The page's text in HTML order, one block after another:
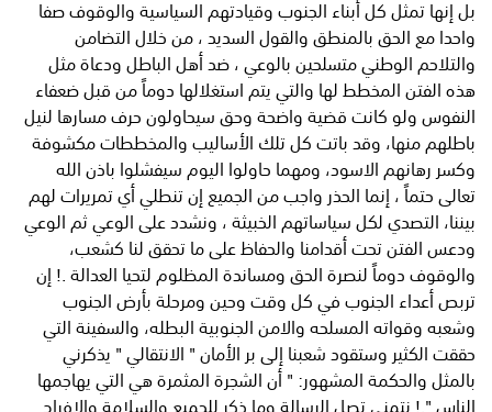
بل إنها تمثل كل أبناء الجنوب وقيادتهم السياسية والوقوف صفا
واحدا مع الحق بالمنطق والقول السديد ، من خلال التضامن
والتلاحم الوطني متسلحين بالوعي ، ضد أهل الباطل ودعاة مثل
هذه الفتن المخطط لها والتي يتم استغلالها دوماً من قبل ضعفاء
النفوس ولو كانت قضية واضحة وحق سيحاولون حرف مسارها لنيل
باطلهم منها، وقد باتت كل تلك الأساليب والمخططات مكشوفة
وكسر رهانهم الاسود، ومهما حاولوا اليوم سيفشلوا باذن الله
تعالى حتماً ، إنما الحذر واجب من الجميع إن تنطلي أي تمريرات لهم
بيننا، التصدي لكل سياساتهم الخبيثة ، ونشدد على الوعي ثم الوعي
ودعس الفتن تحت أقدامنا والحفاظ على ما تحقق لنا كشعب،
والوقوف دوماً لنصرة الحق ومساندة المظلوم لتحيا العدالة .! إن
تربص أعداء الجنوب في كل وقت وحين ومرحلة بأرض الجنوب
وشعبه وقواته المسلحه والامن الجنوبية البطله، والسفينة التي
حققت الكثير وستقود شعبنا إلى بر الأمان " الانتقالي " يذكرني
بالمثل والحكمة المشهور: " أن الشجرة المثمرة هي التي يهاجمها